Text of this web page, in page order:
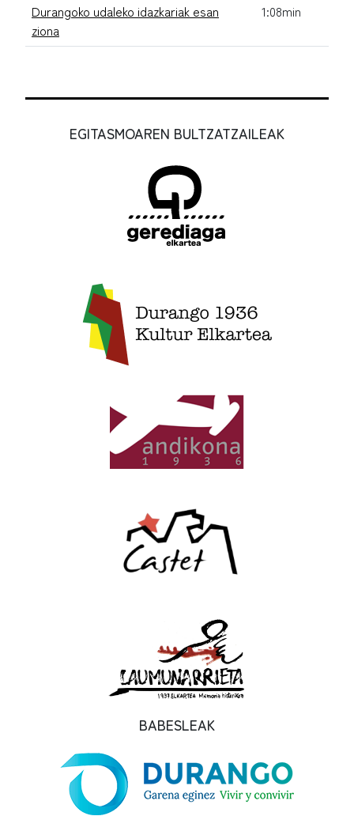
Durangoko udaleko idazkariak esan
ziona
1:08min
EGITASMOAREN BULTZATZAILEAK
BABESLEAK